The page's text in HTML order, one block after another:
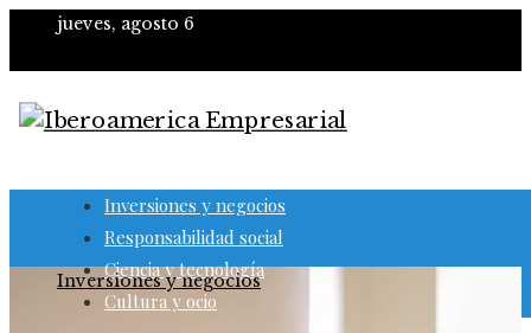
jueves, agosto 6
Inversiones y negocios
Responsabilidad social
Ciencia y tecnología
Cultura y ocio
Inversiones y negocios